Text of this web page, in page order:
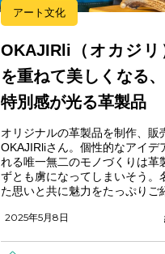
アート文化
OKAJIRli（オカジリ
を重ねて美しくなる
特別感が光る革製品
オリジナルの革製品を制作、販
OKAJIRliさん。個性的なアイデ
れる唯一無二のモノづくりは革
ずとも虜になってしまいそう。
た思いと共に魅力をたっぷりご
2025年5月8日